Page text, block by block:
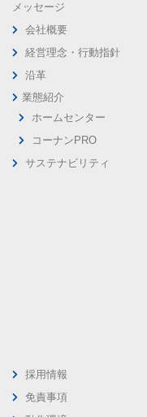
メッセージ
会社概要
経営理念・行動指針
沿革
業態紹介
ホームセンター
コーナンPRO
サステナビリティ
採用情報
免責事項